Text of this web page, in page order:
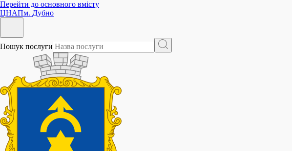
Перейти до основного вмісту
ЦНАПм. Дубно
Пошук послуги